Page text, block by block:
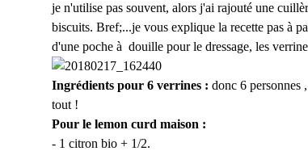
je n'utilise pas souvent, alors j'ai rajouté une
biscuits. Bref;...je vous explique la recette pas à
d'une poche à douille pour le dressage, les
Ingrédients pour 6 verrines : donc 6 personnes
tout !
Pour le lemon curd maison :
- 1 citron bio + 1/2.